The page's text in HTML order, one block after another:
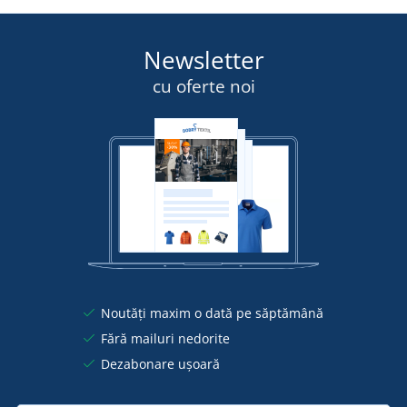
Newsletter
cu oferte noi
Noutăți maxim o dată pe săptămână
Fără mailuri nedorite
Dezabonare ușoară